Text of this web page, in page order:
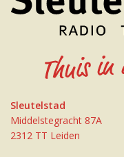
Sleutelstad
Middelstegracht 87A
2312 TT Leiden